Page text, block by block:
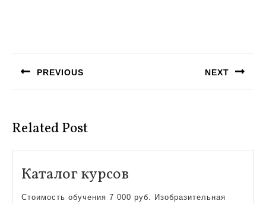
записям
PREVIOUS NEXT
Related Post
Каталог курсов
курсов
Стоимость обучения 7 000 руб. Изобразительная